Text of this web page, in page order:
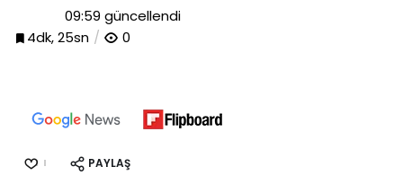
09:59 güncellendi
4dk, 25sn
0
PAYLAŞ